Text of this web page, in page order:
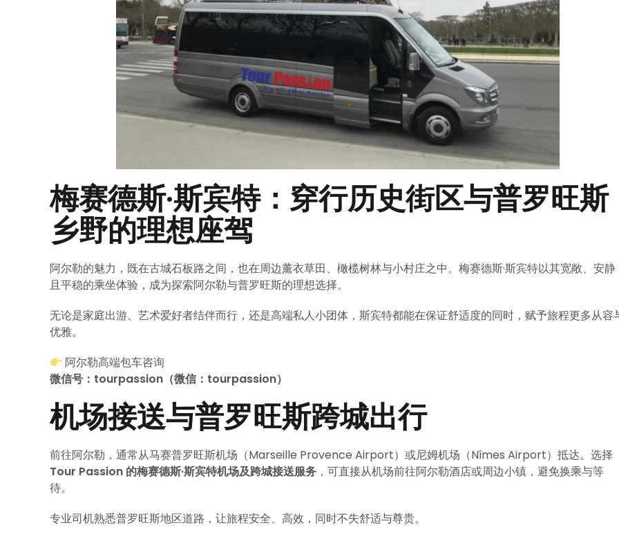
梅赛德斯·斯宾特：穿行历史街区与普罗旺斯
乡野的理想座驾
阿尔勒的魅力，既在古城石板路之间，也在周边薰衣草田、橄榄树林与小村庄之中。梅赛德斯·斯宾特以其宽敞、安静
且平稳的乘坐体验，成为探索阿尔勒与普罗旺斯的理想选择。
无论是家庭出游、艺术爱好者结伴而行，还是高端私人小团体，斯宾特都能在保证舒适度的同时，赋予旅程更多从容
优雅。
阿尔勒高端包车咨询
微信号：tourpassion（微信：tourpassion）
机场接送与普罗旺斯跨城出行
前往阿尔勒，通常从马赛普罗旺斯机场（Marseille Provence Airport）或尼姆机场（Nîmes Airport）抵达。选择
Tour Passion 的梅赛德斯·斯宾特机场及跨城接送服务 ，可直接从机场前往阿尔勒酒店或周边小镇，避免换乘与等
待。
专业司机熟悉普罗旺斯地区道路，让旅程安全、高效，同时不失舒适与尊贵。